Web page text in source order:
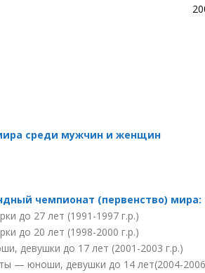
среди мужчин и женщин
чемпионат (первенство) мира:
до 27 лет (1991-1997 г.р.)
до 20 лет (1998-2000 г.р.)
девушки до 17 лет (2001-2003 г.р.)
— юноши, девушки до 14 лет(2004-2006